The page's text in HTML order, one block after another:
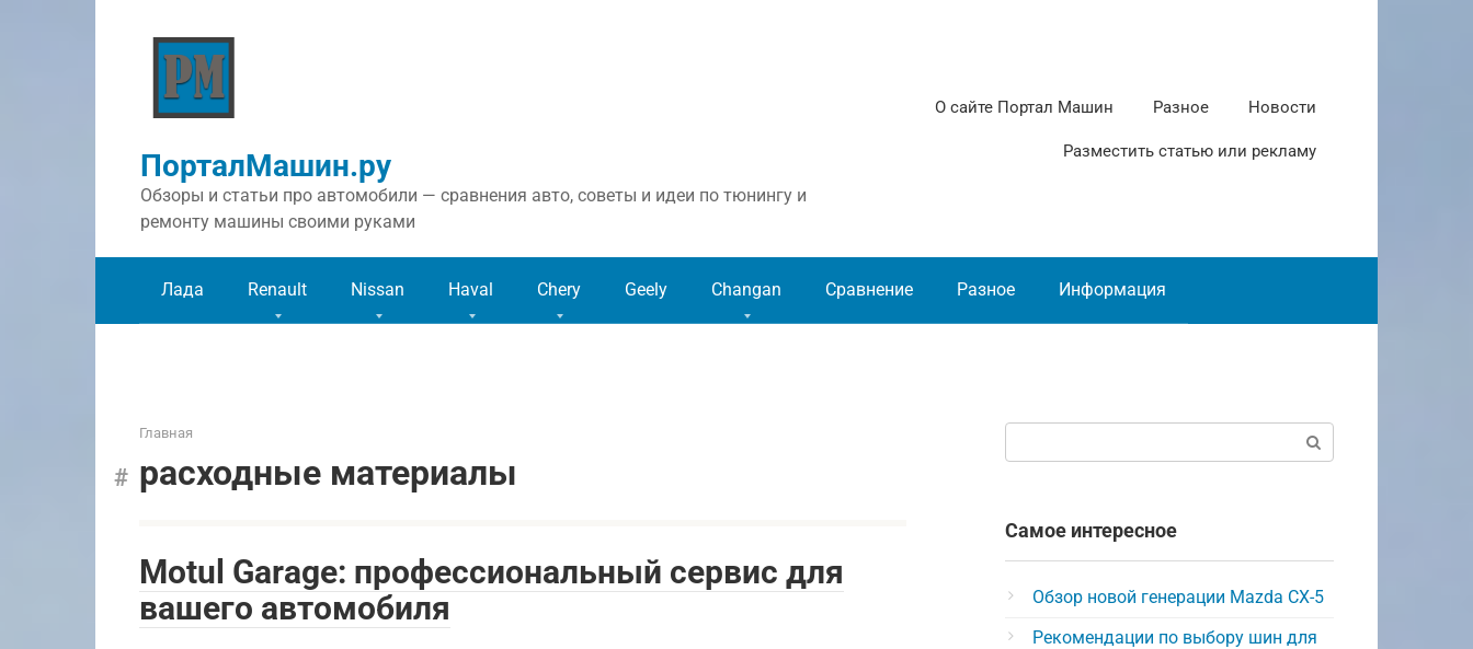
ПорталМашин.ру
Обзоры и статьи про автомобили — сравнения авто, советы и идеи по тюнингу и
ремонту машины своими руками
О сайте Портал Машин Разное Новости
Разместить статью или рекламу
Лада Renault Nissan Haval Chery Geely Changan Сравнение Разное Информация
Главная
расходные материалы
Motul Garage: профессиональный сервис для
вашего автомобиля
Самое интересное
Обзор новой генерации Mazda CX-5
Рекомендации по выбору шин для